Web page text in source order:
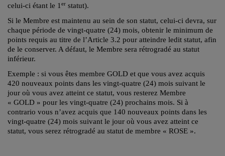
celui-ci étant le 1 er statut).
Si le Membre est maintenu au sein de son statut, celui-ci devra, sur
chaque période de vingt-quatre (24) mois, obtenir le minimum de
points requis au titre de l’Article 3.2 pour atteindre ledit statut, afin
de le conserver. A défaut, le Membre sera rétrogradé au statut
inférieur.
Exemple : si vous êtes membre GOLD et que vous avez acquis
420 nouveaux points dans les vingt-quatre (24) mois suivant le
jour où vous avez atteint ce statut, vous resterez Membre
« GOLD » pour les vingt-quatre (24) prochains mois. Si à
contrario vous n’avez acquis que 140 nouveaux points dans les
vingt-quatre (24) mois suivant le jour où vous avez atteint ce
statut, vous serez rétrogradé au statut de membre « ROSE ».